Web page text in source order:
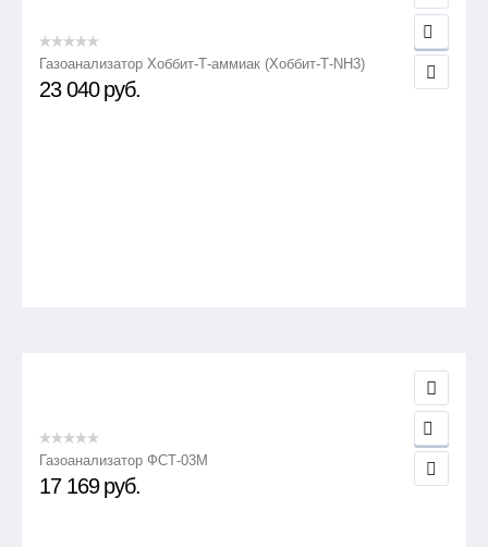
Газоанализатор Хоббит-Т-аммиак (Хоббит-Т-NH3)
23 040 руб.
Газоанализатор ФСТ-03М
17 169 руб.